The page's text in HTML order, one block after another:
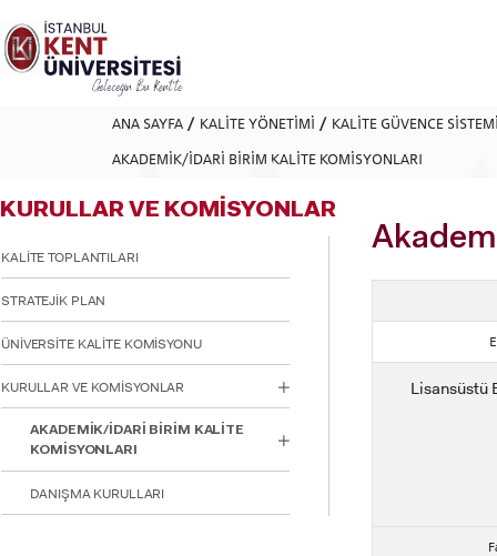
dikkat:
Bu
web
sitesini,
okuyucu
engellilere
ayarlamak
için
Control-
F11'e
basın;
Erişilebilirlik
menüsünü
açmak
ANA SAYFA KALİTE YÖNETİMİ KALİTE GÜVENCE
AKADEMİK/İDARİ BİRİM KALİTE KOMİSYONLARI
KURULLAR VE KOMİSYONLAR
KALİTE TOPLANTILARI
STRATEJİK PLAN
ÜNİVERSİTE KALİTE KOMİSYONU
KURULLAR VE KOMİSYONLAR
AKADEMİK/İDARİ BİRİM KALİTE
KOMİSYONLARI
DANIŞMA KURULLARI
Lisansüstü